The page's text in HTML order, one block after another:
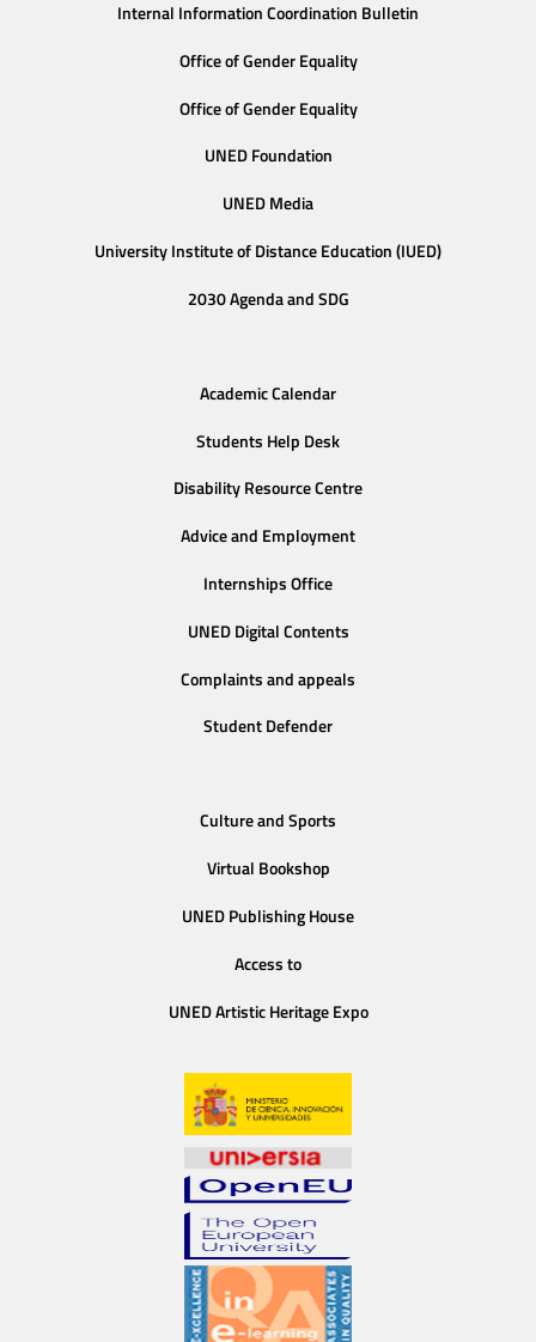
Internal Information Coordination Bulletin
Office of Gender Equality
Office of Gender Equality
UNED Foundation
UNED Media
University Institute of Distance Education (IUED)
2030 Agenda and SDG
Academic Calendar
Students Help Desk
Disability Resource Centre
Advice and Employment
Internships Office
UNED Digital Contents
Complaints and appeals
Student Defender
Culture and Sports
Virtual Bookshop
UNED Publishing House
Access to
UNED Artistic Heritage Expo